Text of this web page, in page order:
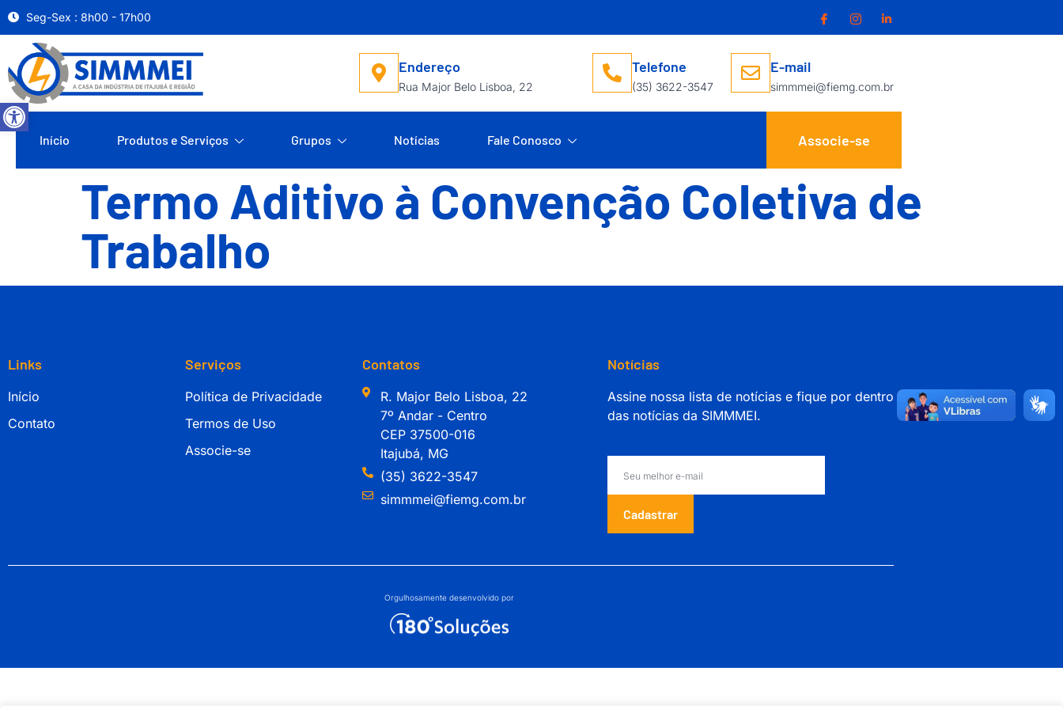
Abrir a barra de ferramentas
Seg-Sex : 8h00 - 17h00
Endereço
Rua Major Belo Lisboa, 22
Telefone
(35) 3622-3547
E-mail
simmmei@fiemg.com.br
Início Produtos e Serviços Grupos Notícias Fale Conosco Associe-se
Termo Aditivo à Convenção Coletiva de
Trabalho
Links
Início
Contato
Serviços
Política de Privacidade
Termos de Uso
Associe-se
Contatos
R. Major Belo Lisboa, 22
7º Andar - Centro
CEP 37500-016
Itajubá, MG
(35) 3622-3547
simmmei@fiemg.com.br
Notícias
Assine nossa lista de notícias e fique por dentro
das notícias da SIMMMEI.
Cadastrar
Orgulhosamente desenvolvido por